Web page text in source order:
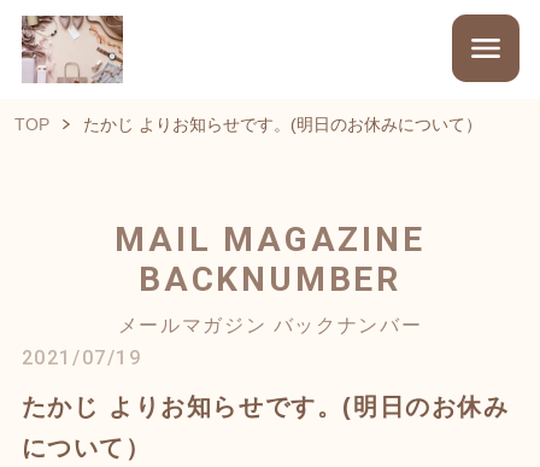
TOP たかじ よりお知らせです。(明日のお休みについて）
MAIL MAGAZINE
BACKNUMBER
メールマガジン バックナンバー
2021/07/19
たかじ よりお知らせです。(明日のお休み
について）